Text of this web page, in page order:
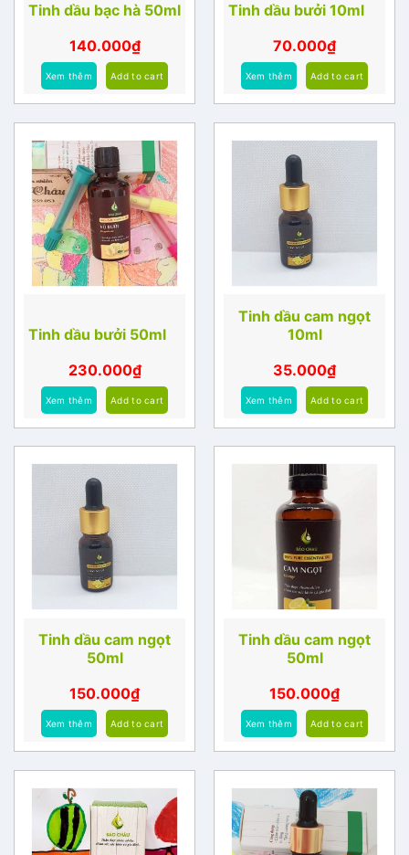
Tinh dầu bạc hà 50ml
140.000₫
Xem thêm Add to cart
Tinh dầu bưởi 10ml
70.000₫
Xem thêm Add to cart
Tinh dầu bưởi 50ml
230.000₫
Xem thêm Add to cart
Tinh dầu cam ngọt
10ml
35.000₫
Xem thêm Add to cart
Tinh dầu cam ngọt
50ml
150.000₫
Xem thêm Add to cart
Tinh dầu cam ngọt
50ml
150.000₫
Xem thêm Add to cart